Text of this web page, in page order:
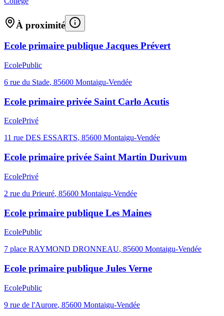
À proximité
Ecole primaire publique Jacques Prévert
EcolePublic
6 rue du Stade, 85600 Montaigu-Vendée
Ecole primaire privée Saint Carlo Acutis
EcolePrivé
11 rue DES ESSARTS, 85600 Montaigu-Vendée
Ecole primaire privée Saint Martin Durivum
EcolePrivé
2 rue du Prieuré, 85600 Montaigu-Vendée
Ecole primaire publique Les Maines
EcolePublic
7 place RAYMOND DRONNEAU, 85600 Montaigu-Vendée
Ecole primaire publique Jules Verne
EcolePublic
9 rue de l'Aurore, 85600 Montaigu-Vendée